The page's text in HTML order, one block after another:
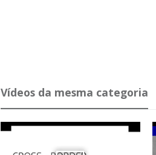
Ví­deos da mesma ca­te­goria